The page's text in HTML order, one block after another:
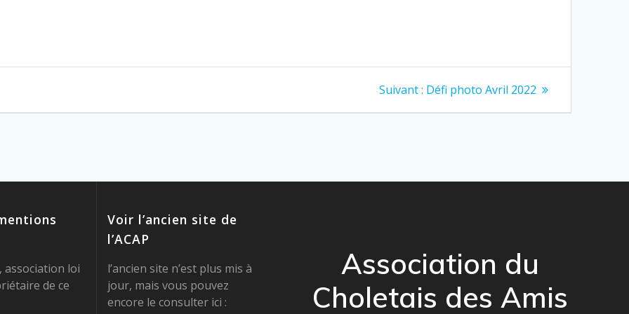
Suivant : Article
Défi photo Avril 2022
association loi
de ce
Voir l’ancien site de
l’ACAP
l’ancien site n’est plus mis à
jour, mais vous pouvez
encore le consulter ici :
Association du
Choletais des Amis